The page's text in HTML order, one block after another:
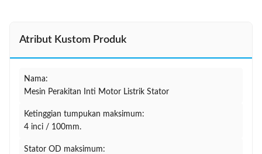
Atribut Kustom Produk
Nama:
Mesin Perakitan Inti Motor Listrik Stator
Ketinggian tumpukan maksimum:
4 inci / 100mm.
Stator OD maksimum: